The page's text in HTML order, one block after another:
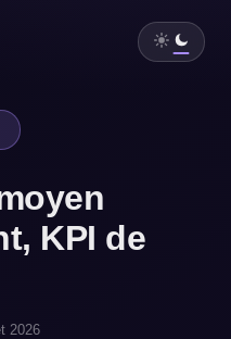
KPI de
2026